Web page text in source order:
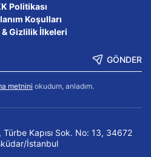
Politikası
Koşulları
Gizlilik İlkeleri
GÖNDER
metnini okudum, anladım.
Kapısı Sok. No: 13, 34672
İstanbul